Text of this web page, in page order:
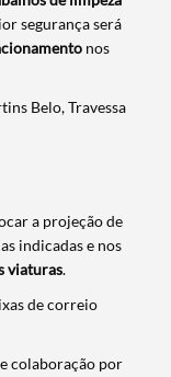
segurança será
nos
Belo, Travessa
a projeção de
indicadas e nos
viaturas.
de correio
colaboração por